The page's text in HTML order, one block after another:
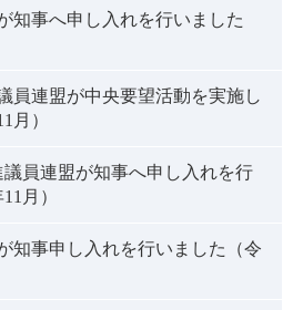
知事へ申し入れを行いました
員連盟が中央要望活動を実施し
月）
議員連盟が知事へ申し入れを行
月）
知事申し入れを行いました（令